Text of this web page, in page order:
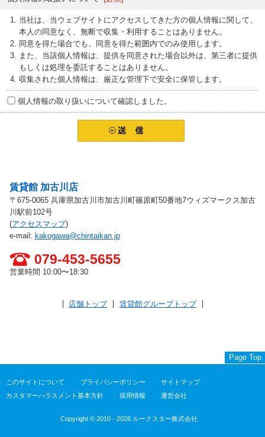
当社は、当ウェブサイトにアクセスしてきた方の個人情報に関して、
本人の同意なく、無断で収集・利用することはありません。
同意を得た場合でも、同意を得た範囲内でのみ使用します。
また、当該個人情報は、提供を同意された場合以外は、第三者に提供
もしくは処理を委託することはありません。
収集された個人情報は、厳正な管理下で安全に保管します。
個人情報の取り扱いについて確認しました。
賃貸館 加古川店
〒675-0065 兵庫県加古川市加古川町篠原町50番地7ウィズマークス加古
川駅前102号
(アクセスマップ)
e-mail: kakogawa@chintaikan.jp
079-453-5655
営業時間 10:00〜18:30
店舗トップ 賃貸館グループトップ
Page Top
このサイトについて プライバシーポリシー
サイトマップ
カスタマーハラスメント基本方針
採用情報 運営会社
Copyright © 2010 - 2026 ルークスター株式会社